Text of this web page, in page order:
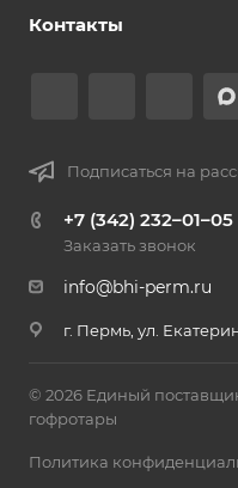
Контакты
Подписаться на
+7 (342) 232–01–05
Заказать звонок
info@bhi-perm.ru
г. Пермь, ул.
© 2026 Единый
гофротары
Политика